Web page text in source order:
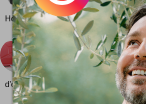
l'ensemble de la gamme
Hollandais Roeland Otten qui a...
Valise GasCase
La valise GasCase c'est
truc bien sympa c'est que
d'essence. Un look bien roots et...